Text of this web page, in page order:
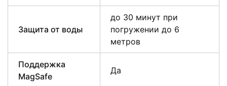
Защита от воды
до 30 минут при
погружении до 6
метров
Поддержка
MagSafe
Да